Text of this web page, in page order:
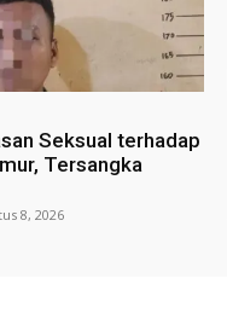
Seksual terhadap
Tersangka
8, 2026